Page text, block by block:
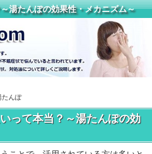
湯たんぽの効果性・メカニズム～
たんぽ
って本当？～湯たんぽの効